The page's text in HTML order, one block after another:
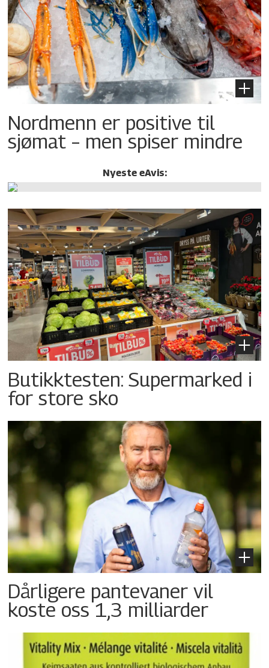
Nordmenn er positive til
sjømat – men spiser mindre
Nyeste eAvis:
Butikktesten: Supermarked i
for store sko
Dårligere pantevaner vil
koste oss 1,3 milliarder